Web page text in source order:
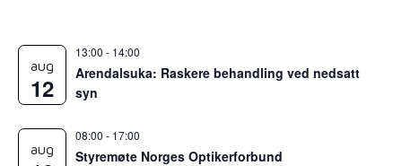
aug
12
13:00 - 14:00
Arendalsuka: Raskere behandling ved nedsatt
syn
aug
08:00 - 17:00
Styremøte Norges Optikerforbund